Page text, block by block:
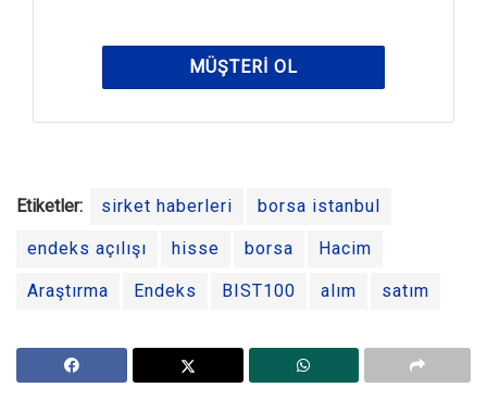
MÜŞTERI OL
Etiketler: sirket haberleri borsa istanbul
endeks açılışı hisse borsa Hacim
Araştırma Endeks BIST100 alım satım